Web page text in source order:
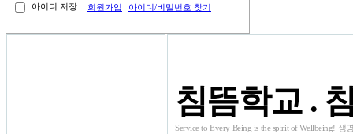
아이디 저장 회원가입 아이디/비밀번호 찾기
침뜸학교 .
Service to Every Being is the spirit of Wellbeing!